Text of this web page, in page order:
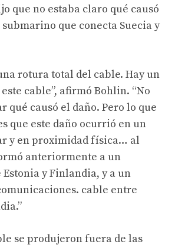
que no estaba claro qué causó
que conecta Suecia y
rotura total del cable. Hay un
cable”, afirmó Bohlin. “No
qué causó el daño. Pero lo que
que este daño ocurrió en un
y en proximidad física… al
anteriormente a un
y Finlandia, y a un
cable entre
se produjeron fuera de las